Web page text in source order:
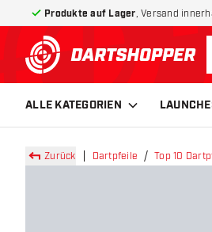
Produkte auf Lager , Versand
zurück zur
ALLE KATEGORIEN
Zurück Dartpfeile Top 10